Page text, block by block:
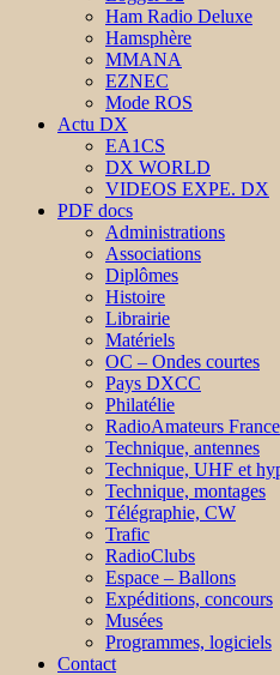
Ham Radio Deluxe
Hamsphère
MMANA
EZNEC
Mode ROS
Actu DX
EA1CS
DX WORLD
VIDEOS EXPE. DX
PDF docs
Administrations
Associations
Diplômes
Histoire
Librairie
Matériels
OC – Ondes courtes
Pays DXCC
Philatélie
RadioAmateurs France
Technique, antennes
Technique, UHF et
Technique, montages
Télégraphie, CW
Trafic
RadioClubs
Espace – Ballons
Expéditions, concours
Musées
Programmes, logiciels
Contact